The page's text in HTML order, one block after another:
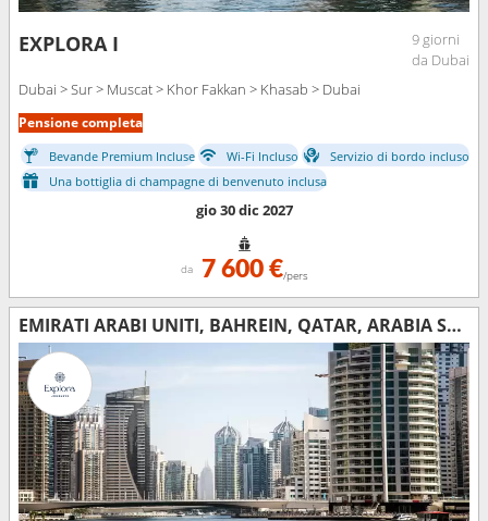
EXPLORA I
9 giorni
da Dubai
Dubai > Sur > Muscat > Khor Fakkan > Khasab > Dubai
Pensione completa
Bevande Premium Incluse Wi-Fi Incluso
Servizio di bordo incluso
Una bottiglia di champagne di benvenuto inclusa
gio 30 dic 2027
da 7 600 €/pers
EMIRATI ARABI UNITI, BAHREIN, QATAR, ARABIA SAUDITA, OMAN